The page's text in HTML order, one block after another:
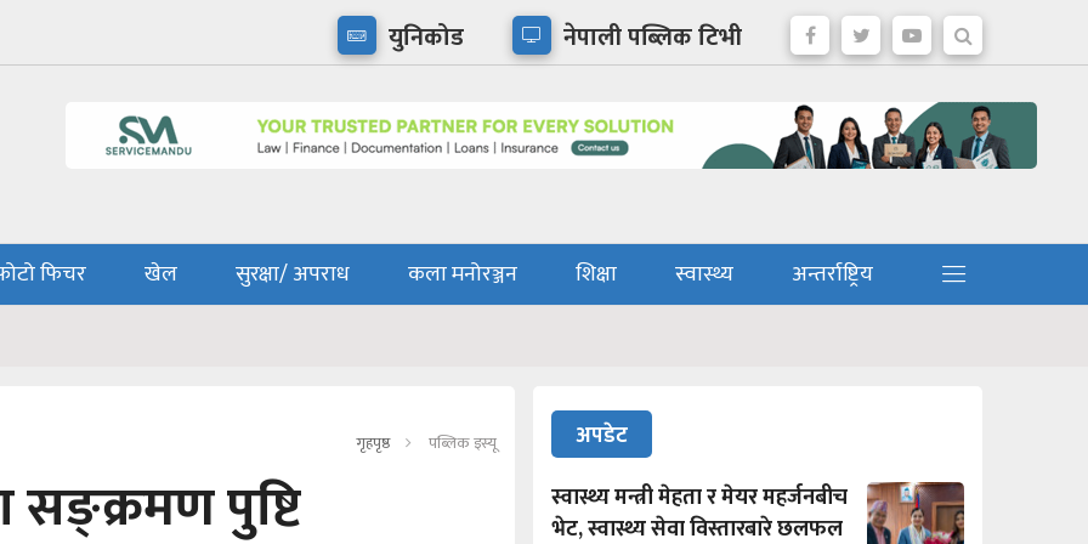
युनिकोड नेपाली पब्लिक टिभी
फिचर खेल सुरक्षा/ अपराध कला मनोरञ्जन शिक्षा स्वास्थ्य
अन्तर्राष्ट्रिय
गृहपृष्ठ पब्लिक इस्यू
सङ्क्रमण पुष्टि
अपडेट
स्वास्थ्य मन्त्री मेहता र मेयर महर्जनबीच
भेट, स्वास्थ्य सेवा विस्तारबारे छलफल